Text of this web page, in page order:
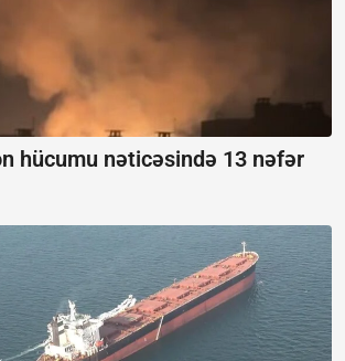
hücumu nəticəsində 13 nəfər